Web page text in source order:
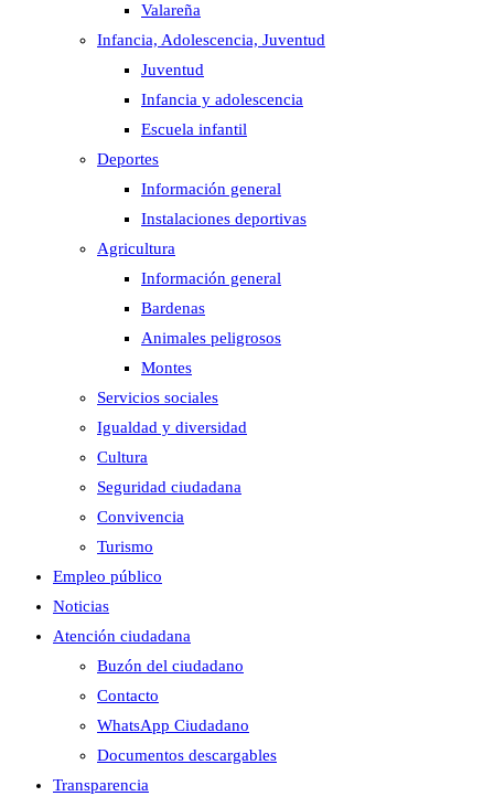
Valareña
Infancia, Adolescencia, Juventud
Juventud
Infancia y adolescencia
Escuela infantil
Deportes
Información general
Instalaciones deportivas
Agricultura
Información general
Bardenas
Animales peligrosos
Montes
Servicios sociales
Igualdad y diversidad
Cultura
Seguridad ciudadana
Convivencia
Turismo
Empleo público
Noticias
Atención ciudadana
Buzón del ciudadano
Contacto
WhatsApp Ciudadano
Documentos descargables
Transparencia